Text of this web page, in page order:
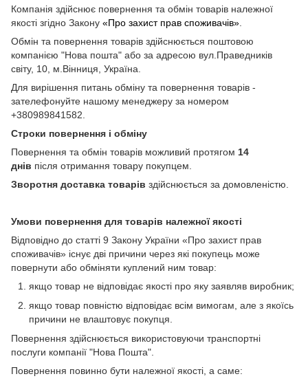
Компанія здійснює повернення та обмін товарів належної
якості згідно Закону «Про захист прав споживачів»
Обмін та повернення товарів здійснюється поштовою
компанією "Нова пошта" або за адресою вул.Праведників
світу, 10, м.Вінниця, Україна.
Для вирішення питань обміну та повернення товарів -
зателефонуйте нашому менеджеру за номером
+380989841582.
Строки повернення і обміну
Повернення та обмін товарів можливий протягом 14
днів після отримання товару покупцем.
Зворотня доставка товарів здійснюється за домовленістю.
Умови повернення для товарів належної якості
Відповідно до статті 9 Закону України «Про захист прав
споживачів» існує дві причини через які покупець може
повернути або обміняти куплений ним товар:
якщо товар не відповідає якості про яку заявляв виробник;
якщо товар повністю відповідає всім вимогам, але з якоїсь
причини не влаштовує покупця.
Повернення здійснюється використовуючи транспортні
послуги компанії "Нова Пошта".
Повернення повинно бути належної якості, а саме: